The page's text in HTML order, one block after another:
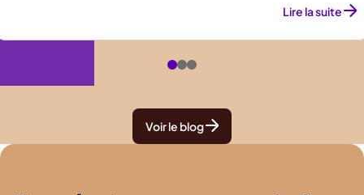
Lire la suite
Voir le blog